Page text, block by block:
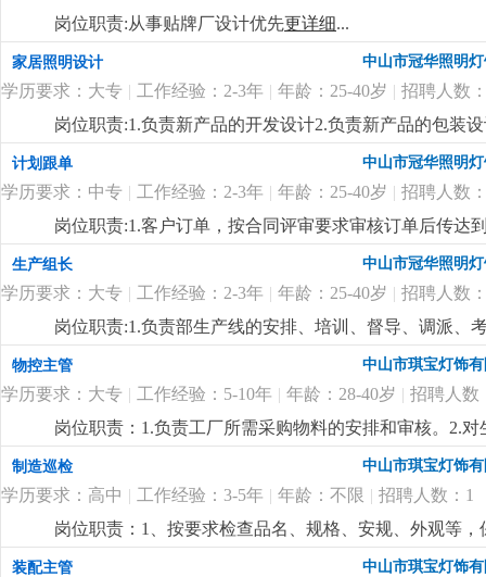
岗位职责:从事贴牌厂设计优先更详细...
家居照明设计 中山市冠华照明
学历要求：大专 | 工作经验：2-3年 | 年龄：25-40岁 | 招聘人数
岗位职责:1.负责新产品的开发设计2.负责新产品的包装
制定新产品的工艺流程岗位要求:1.大专以上学历，产品
功底3.有二年灯饰行业灯饰产品设计工作经验4.有欧、
计划跟单 中山市冠华照明
学历要求：中专 | 工作经验：2-3年 | 年龄：25-40岁 | 招聘人数
岗位职责:1.客户订单，按合同评审要求审核订单后传达
2.根据生产部反馈信息掌握生产进度及欠料、品质问题
安排生产，跟踪样品进度及客户确认结果。安排送样、
知相关部门5.客户资信、客户订单、文件分发的整理和
记、初步处理、信息传递及处理结果跟踪7.经常与客户
wod等办公软件；。自制成品输入、输出月结及成品电
顾客满意度测量程序对客户满意度进行调查及汇总分析
守则外，心须遵守公司制定的工作守则，有违反守则的
优先考虑2.有较好的沟通表达能力及服务意识，具有两
责任心，办事严谨4.熟练电脑操作及office办公软件，具
以及语言表达能力
生产组长 中山市冠华照明
学历要求：大专 | 工作经验：2-3年 | 年龄：25-40岁 | 招聘人数
岗位职责:1.负责部生产线的安排、培训、督导、调派、
掌握属员之心态与动向，及时反映属员之情况，并研拟
融入公司文化、热爱公司、热爱本行业、为公司创造效
生产任务、生产顺序及完成期限，产前说明并严格执行
况，调控好生产序次与进度，带领团队按时、保质、保
施且督导实施，确定指标产量并贯彻达成 4.负责安排人
中之自我品质控制及物料损耗有效管制之督导 6.负责品
执行，上报处理异常 8.负责安排人员执行不良品、不合
之编制、审核、分析与呈报10.负责作业现场6s工作及
要求:1.1年以上生产现场管理工作经验,有电子产品生产
量控制及生产效率提升4.生产现场''6s‘管理更详细...
物控主管 中山市琪宝灯饰
学历要求：大专 | 工作经验：5-10年 | 年龄：28-40岁 | 招聘人数
岗位职责：1.负责工厂所需采购物料的安排和审核。2.
了解。4.负责采购员、计划员和车辆的管理。5.监督车
历，电脑精通；2.5年以上非标工程灯饰企业计划管理
控制能力，有较强的管理、组织、协调、沟通能力；4.
制造巡检 中山市琪宝灯饰
学历要求：高中 | 工作经验：3-5年 | 年龄：不限 | 招聘人数：1
岗位职责：1、按要求检查品名、规格、安规、外观等
悉酒店工程灯饰结构、安规要求，整体效果，表面加工
装配主管 中山市琪宝灯饰